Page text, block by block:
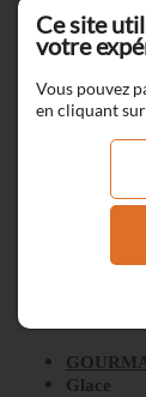
Ice Cream
Glace
Ce site
votre
Vous pouvez
en cliquant